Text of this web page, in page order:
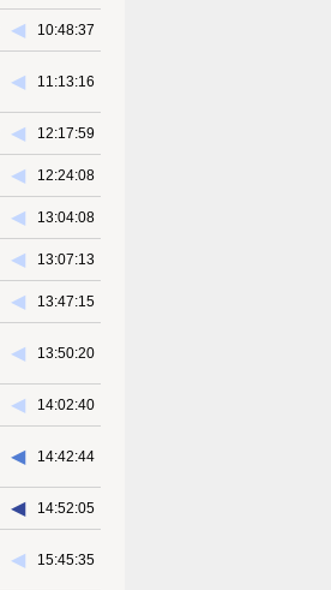
10:48:37
◀︎
11:13:16
◀︎
12:17:59
◀︎
12:24:08
◀︎
13:04:08
◀︎
13:07:13
◀︎
13:47:15
◀︎
13:50:20
◀︎
14:02:40
◀︎
14:42:44
◀︎
14:52:05
◀︎
15:45:35
◀︎